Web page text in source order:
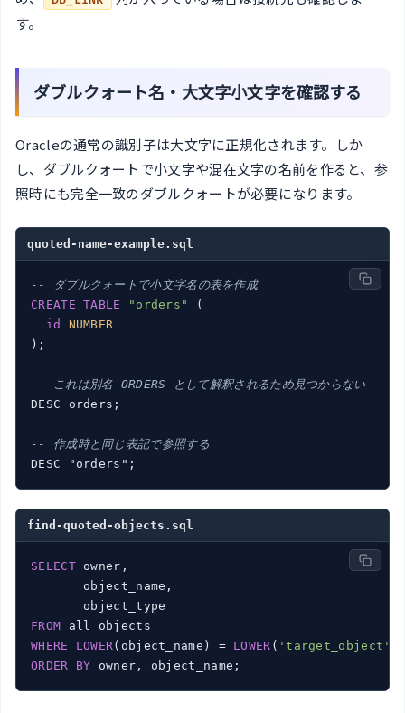
す。
ダブルクォート名・大文字小文字を確認する
Oracleの通常の識別子は大文字に正規化されます。しか
し、ダブルクォートで小文字や混在文字の名前を作ると、参
照時にも完全一致のダブルクォートが必要になります。
quoted-name-example.sql
-- ダブルクォートで小文字名の表を作成
CREATE
TABLE "orders"
(
id
NUMBER
);
-- これは別名 ORDERS として解釈されるため見つからない
DESC orders;
-- 作成時と同じ表記で参照する
DESC "orders";
find-quoted-objects.sql
SELECT owner,
       object_name,
FROM
WHERE
LOWER(object_name) = LOWER ( 'target_object'
ORDER
BY owner, object_name;